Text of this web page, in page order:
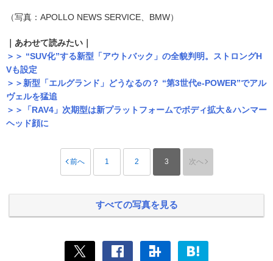
（写真：APOLLO NEWS SERVICE、BMW）
｜あわせて読みたい｜
＞＞ “SUV化”する新型「アウトバック」の全貌判明。ストロングH
Vも設定
＞＞新型「エルグランド」どうなるの？ “第3世代e-POWER”でアル
ヴェルを猛追
＞＞「RAV4」次期型は新プラットフォームでボディ拡大＆ハンマー
ヘッド顔に
前へ 1 2 3 次へ
すべての写真を見る